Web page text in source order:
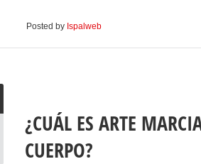
Posted by Ispalweb
¿CUÁL ES ARTE
CUERPO?